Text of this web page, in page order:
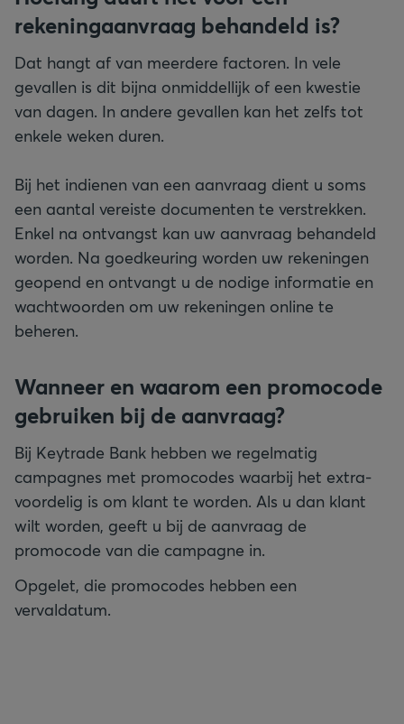
rekeningaanvraag behandeld is?
Dat hangt af van meerdere factoren. In vele
gevallen is dit bijna onmiddellijk of een kwestie
van dagen. In andere gevallen kan het zelfs tot
enkele weken duren.
Bij het indienen van een aanvraag dient u soms
een aantal vereiste documenten te verstrekken.
Enkel na ontvangst kan uw aanvraag behandeld
worden. Na goedkeuring worden uw rekeningen
geopend en ontvangt u de nodige informatie en
wachtwoorden om uw rekeningen online te
beheren.
Wanneer en waarom een promocode
gebruiken bij de aanvraag?
Bij Keytrade Bank hebben we regelmatig
campagnes met promocodes waarbij het extra-
voordelig is om klant te worden. Als u dan klant
wilt worden, geeft u bij de aanvraag de
promocode van die campagne in.
Opgelet, die promocodes hebben een
vervaldatum.